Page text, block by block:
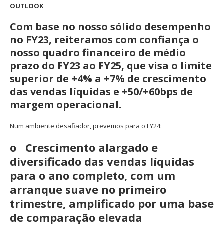
OUTLOOK
Com base no nosso sólido desempenho
no FY23, reiteramos com confiança o
nosso quadro financeiro de médio
prazo do FY23 ao FY25, que visa o limite
superior de +4% a +7% de crescimento
das vendas líquidas e +50/+60bps de
margem operacional.
Num ambiente desafiador, prevemos para o FY24:
o Crescimento alargado e
diversificado das vendas líquidas
para o ano completo, com um
arranque suave no primeiro
trimestre, amplificado por uma base
de comparação elevada